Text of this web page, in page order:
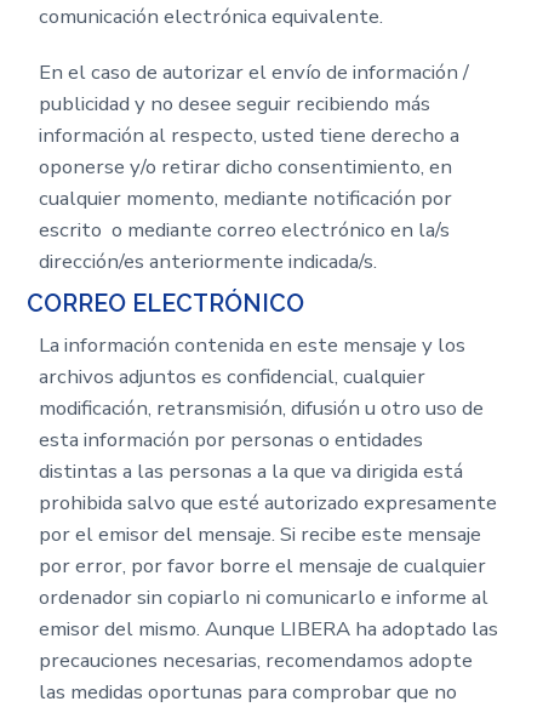
comunicación electrónica equivalente.
En el caso de autorizar el envío de información /
publicidad y no desee seguir recibiendo más
información al respecto, usted tiene derecho a
oponerse y/o retirar dicho consentimiento, en
cualquier momento, mediante notificación por
escrito o mediante correo electrónico en la/s
dirección/es anteriormente indicada/s.
CORREO ELECTRÓNICO
La información contenida en este mensaje y los
archivos adjuntos es confidencial, cualquier
modificación, retransmisión, difusión u otro uso de
esta información por personas o entidades
distintas a las personas a la que va dirigida está
prohibida salvo que esté autorizado expresamente
por el emisor del mensaje. Si recibe este mensaje
por error, por favor borre el mensaje de cualquier
ordenador sin copiarlo ni comunicarlo e informe al
emisor del mismo. Aunque LIBERA ha adoptado las
precauciones necesarias, recomendamos adopte
las medidas oportunas para comprobar que no